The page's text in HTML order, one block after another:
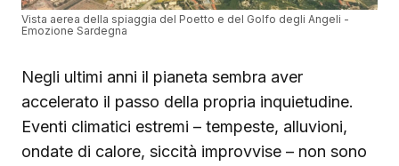
Vista aerea della spiaggia del Poetto e del Golfo degli Angeli -
Emozione Sardegna
Negli ultimi anni il pianeta sembra aver
accelerato il passo della propria inquietudine.
Eventi climatici estremi – tempeste, alluvioni,
ondate di calore, siccità improvvise – non sono